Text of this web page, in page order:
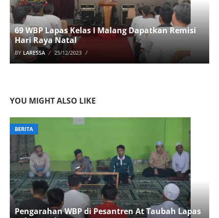
69 WBP Lapas Kelas I Malang Dapatkan Remisi
Hari Raya Natal
BY LARESSA 25/12/2023
YOU MIGHT ALSO LIKE
BERITA
Pengarahan WBP di Pesantren At Taubah Lapas